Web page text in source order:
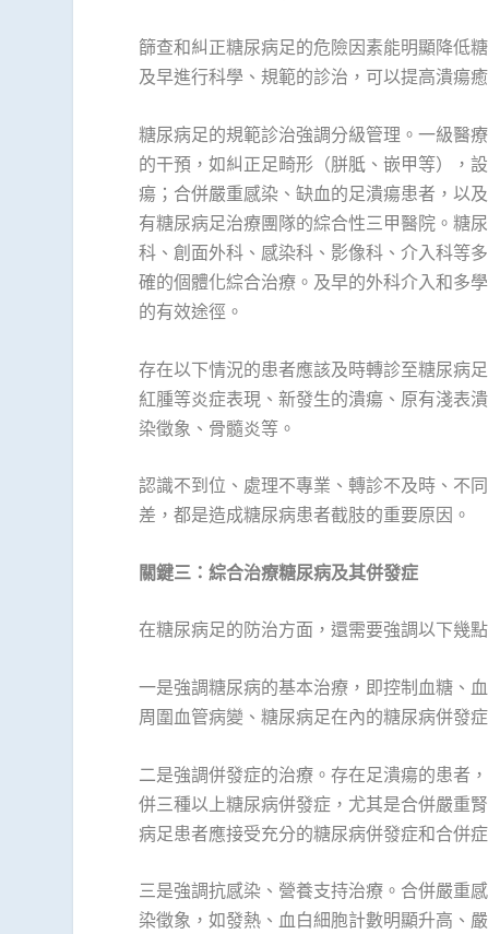
篩查和糾正糖尿病足的危險因素能明顯降低
及早進行科學、規範的診治，可以提高潰瘍
糖尿病足的規範診治強調分級管理。一級醫
的干預，如糾正足畸形（胼胝、嵌甲等），
瘍；合併嚴重感染、缺血的足潰瘍患者，以
有糖尿病足治療團隊的綜合性三甲醫院。糖
科、創面外科、感染科、影像科、介入科等
確的個體化綜合治療。及早的外科介入和多
的有效途徑。
存在以下情況的患者應該及時轉診至糖尿病
紅腫等炎症表現、新發生的潰瘍、原有淺表
染徵象、骨髓炎等。
認識不到位、處理不專業、轉診不及時、不
差，都是造成糖尿病患者截肢的重要原因。
關鍵三：綜合治療糖尿病及其併發症
在糖尿病足的防治方面，還需要強調以下幾點
一是強調糖尿病的基本治療，即控制血糖、
周圍血管病變、糖尿病足在內的糖尿病併發
二是強調併發症的治療。存在足潰瘍的患者
併三種以上糖尿病併發症，尤其是合併嚴重
病足患者應接受充分的糖尿病併發症和合併
三是強調抗感染、營養支持治療。合併嚴重
染徵象，如發熱、血白細胞計數明顯升高、